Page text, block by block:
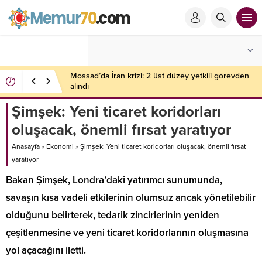
Mossad’da İran krizi: 2 üst düzey yetkili görevden
alındı
Şimşek: Yeni ticaret koridorları
oluşacak, önemli fırsat yaratıyor
Anasayfa » Ekonomi » Şimşek: Yeni ticaret koridorları oluşacak, önemli fırsat
yaratıyor
Bakan Şimşek, Londra’daki yatırımcı sunumunda,
savaşın kısa vadeli etkilerinin olumsuz ancak yönetilebilir
olduğunu belirterek, tedarik zincirlerinin yeniden
çeşitlenmesine ve yeni ticaret koridorlarının oluşmasına
yol açacağını iletti.